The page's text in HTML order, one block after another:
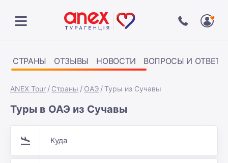
СТРАНЫ ОТЗЫВЫ НОВОСТИ ВОПРОСЫ И ОТВЕТЫ
ANEX Tour Страны ОАЭ Туры из Сучавы
Туры в ОАЭ из Сучавы
Куда